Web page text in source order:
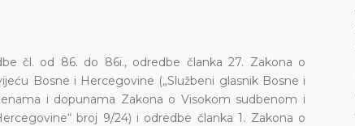
čl. od 86. do 86i., odredbe članka 27. Zakona o
Bosne i Hercegovine („Službeni glasnik Bosne i
i dopunama Zakona o Visokom sudbenom i
broj 9/24) i odredbe članka 1. Zakona o